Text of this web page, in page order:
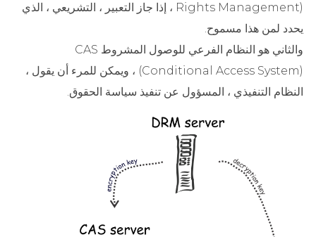
Rights Management) ، إذا جاز التعبير ، التشريعي ، الذي
يحدد لمن هذا مسموح.
والثاني هو النظام الفرعي للوصول المشروط CAS
(Conditional Access System) ، ويمكن للمرء أن يقول ،
النظام التنفيذي ، المسؤول عن تنفيذ سياسة الحقوق.